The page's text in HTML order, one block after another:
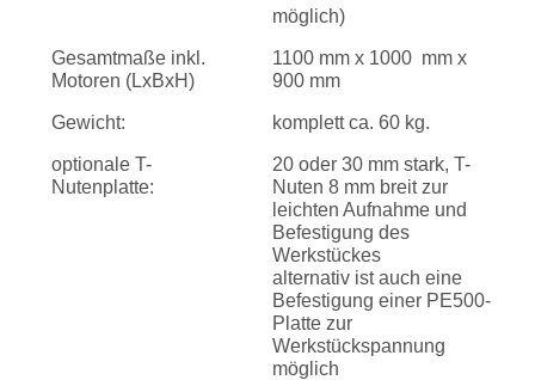
möglich)
Gesamtmaße inkl.
Motoren (LxBxH)
1100 mm x 1000 mm x
900 mm
Gewicht: komplett ca. 60 kg.
optionale T-
Nutenplatte:
20 oder 30 mm stark, T-
Nuten 8 mm breit zur
leichten Aufnahme und
Befestigung des
Werkstückes
alternativ ist auch eine
Befestigung einer PE500-
Platte zur
Werkstückspannung
möglich